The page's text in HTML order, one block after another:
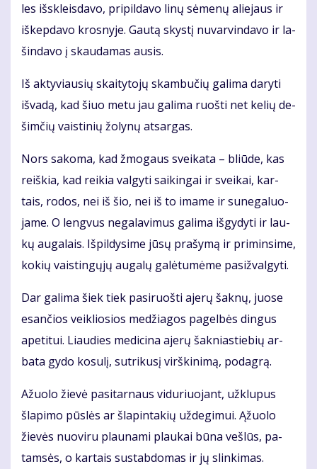
les iš­skleis­da­vo, pri­pil­da­vo li­nų sė­me­nų alie­jaus ir
iš­kep­da­vo kros­ny­je. Gau­tą skys­tį nu­var­vin­da­vo ir la­
šin­da­vo į skau­da­mas au­sis.
Iš ak­ty­viau­sių skai­ty­to­jų skam­bu­čių ga­li­ma da­ry­ti
iš­va­dą, kad šiuo me­tu jau ga­li­ma ruoš­ti net ke­lių de­
šim­čių vais­ti­nių žo­ly­nų at­sar­gas.
Nors sa­ko­ma, kad žmo­gaus svei­ka­ta – bliū­de, kas
reiš­kia, kad rei­kia val­gy­ti sai­kin­gai ir svei­kai, kar­
tais, ro­dos, nei iš šio, nei iš to ima­me ir su­ne­ga­luo­
ja­me. O leng­vus ne­ga­la­vi­mus ga­li­ma iš­gy­dy­ti ir lau­
kų au­ga­lais. Iš­pil­dy­si­me jū­sų pra­šy­mą ir pri­min­si­me,
ko­kių vais­tin­gų­jų au­ga­lų ga­lė­tu­mė­me pa­si­žval­gy­ti.
Dar ga­li­ma šiek tiek pa­si­ruoš­ti aje­rų šak­nų, juo­se
esan­čios veik­lio­sios me­džia­gos pa­gel­bės din­gus
ape­ti­tui. Liau­dies me­di­ci­na aje­rų šak­nias­tie­bių ar­
ba­ta gy­do ko­su­lį, su­tri­ku­sį virš­ki­ni­mą, po­dag­rą.
Ažuo­lo žie­vė pa­si­tar­naus vi­du­riuo­jant, už­klu­pus
šla­pi­mo pūs­lės ar šla­pin­ta­kių už­de­gi­mui. Ąžuo­lo
žie­vės nuo­vi­ru plau­na­mi plau­kai bū­na veš­lūs, pa­
tam­sės, o kar­tais su­stab­do­mas ir jų slin­ki­mas.